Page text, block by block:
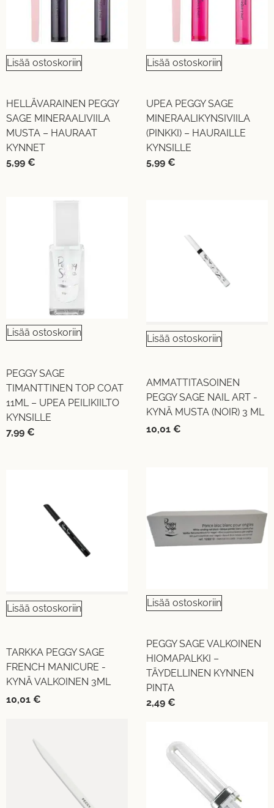
Lisää ostoskoriin
HELLÄVARAINEN PEGGY
SAGE MINERAALIVIILA
MUSTA – HAURAAT
KYNNET
5,99 €
Lisää ostoskoriin
UPEA PEGGY SAGE
MINERAALIKYNSIVIILA
(PINKKI) – HAURAILLE
KYNSILLE
5,99 €
Lisää ostoskoriin
PEGGY SAGE
TIMANTTINEN TOP COAT
11ML – UPEA PEILIKIILTO
KYNSILLE
7,99 €
Lisää ostoskoriin
AMMATTITASOINEN
PEGGY SAGE NAIL ART -
KYNÄ MUSTA (NOIR) 3 ML
10,01 €
Lisää ostoskoriin
TARKKA PEGGY SAGE
FRENCH MANICURE -
KYNÄ VALKOINEN 3ML
10,01 €
Lisää ostoskoriin
PEGGY SAGE VALKOINEN
HIOMAPALKKI –
TÄYDELLINEN KYNNEN
PINTA
2,49 €